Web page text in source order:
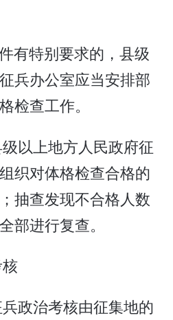
有特别要求的，县级
兵办公室应当安排部
检查工作。
以上地方人民政府征
织对体格检查合格的
抽查发现不合格人数
部进行复查。
政治考核由征集地的